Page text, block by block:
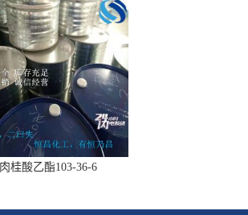
肉桂酸乙酯103-36-6